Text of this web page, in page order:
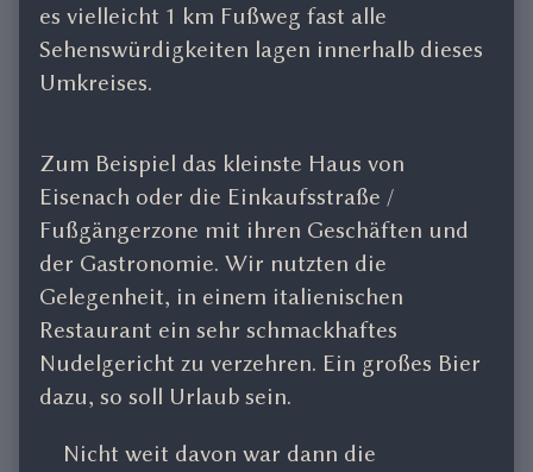
es vielleicht 1 km Fußweg fast alle
Sehenswürdigkeiten lagen innerhalb dieses
Umkreises.
Zum Beispiel das kleinste Haus von
Eisenach oder die Einkaufsstraße /
Fußgängerzone mit ihren Geschäften und
der Gastronomie. Wir nutzten die
Gelegenheit, in einem italienischen
Restaurant ein sehr schmackhaftes
Nudelgericht zu verzehren. Ein großes Bier
dazu, so soll Urlaub sein.
Nicht weit davon war dann die